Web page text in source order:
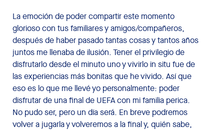
La emoción de poder compartir este momento
glorioso con tus familiares y amigos/compañeros,
después de haber pasado tantas cosas y tantos años
juntos me llenaba de ilusión. Tener el privilegio de
disfrutarlo desde el minuto uno y vivirlo in situ fue de
las experiencias más bonitas que he vivido. Así que
eso es lo que me llevé yo personalmente: poder
disfrutar de una final de UEFA con mi familia perica.
No pudo ser, pero un día será. En breve podremos
volver a jugarla y volveremos a la final y, quién sabe,